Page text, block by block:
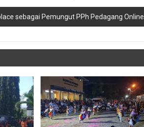
sebagai Pemungut PPh Pedagang Online